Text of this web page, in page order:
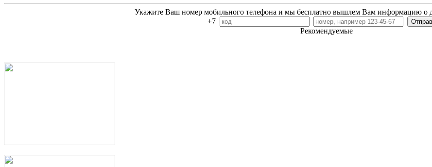
Укажите Ваш номер мобильного телефона и мы бесплатно вышлем Вам информацию о
+7
Рекомендуемые